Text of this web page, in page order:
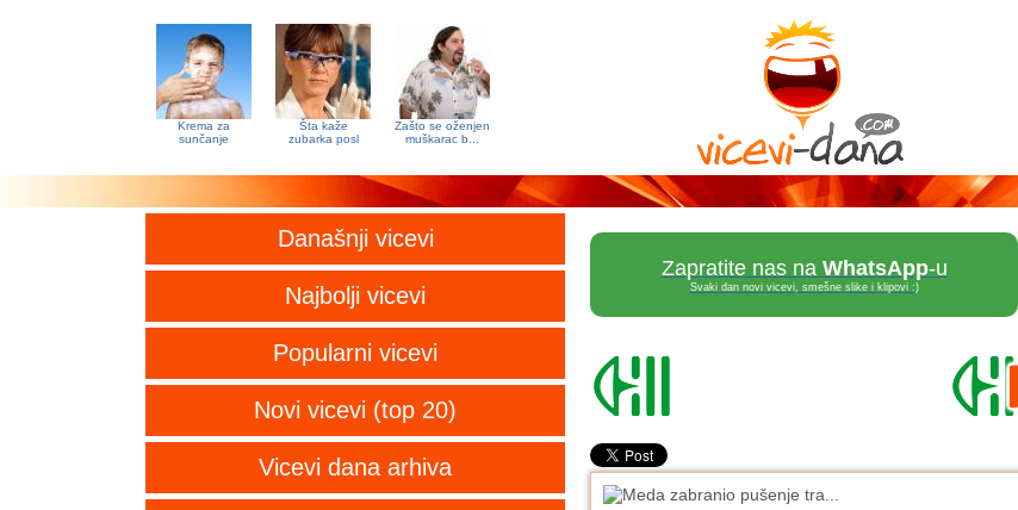
Krema za
sunčanje
Šta kaže
zubarka posl
Zašto se oženjen
muškarac b...
Današnji vicevi
Najbolji vicevi
Popularni vicevi
Novi vicevi (top 20)
Vicevi dana arhiva
Zapratite nas na WhatsApp-u
Svaki dan novi vicevi, smešne slike i klipovi :)